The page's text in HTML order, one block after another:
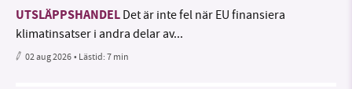
UTSLÄPPSHANDEL Det är inte fel när EU finansiera
klimatinsatser i andra delar av...
02 aug 2026• Lästid:7 min